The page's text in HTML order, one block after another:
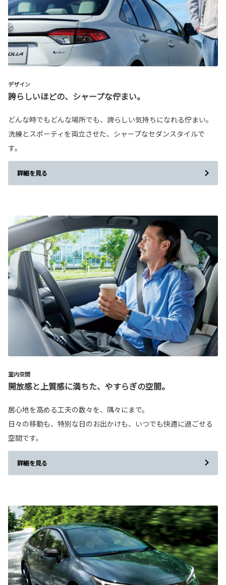
デザイン
誇らしいほどの、シャープな佇まい。
どんな時でもどんな場所でも、誇らしい気持ちになれる佇まい。
洗練とスポーティを両立させた、シャープなセダンスタイルで
す。
詳細を見る
室内空間
開放感と上質感に満ちた、やすらぎの空間。
居心地を高める工夫の数々を、隅々にまで。
日々の移動も、特別な日のお出かけも、いつでも快適に過ごせる
空間です。
詳細を見る